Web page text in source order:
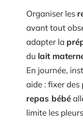
Organiser les
avant tout
adapter la
du lait
En journée,
aide : fixer
repas bébé
limite les